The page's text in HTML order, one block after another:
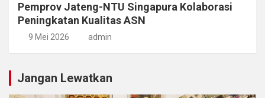
Pemprov Jateng-NTU Singapura Kolaborasi
Peningkatan Kualitas ASN
9 Mei 2026 admin
Jangan Lewatkan